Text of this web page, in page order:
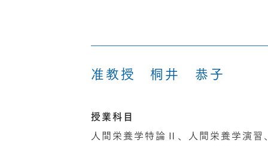
准教授 桐井 恭子
授業科目
人間栄養学特論Ⅱ、人間栄養学演習